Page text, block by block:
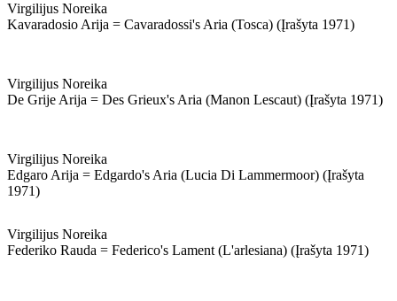
Virgilijus Noreika
Kavaradosio Arija = Cavaradossi's Aria (tosca) (įrašyta 1971)
Virgilijus Noreika
De Grije Arija = Des Grieux's Aria (manon Lescaut) (įrašyta 1971)
Virgilijus Noreika
Edgaro Arija = Edgardo's Aria (lucia Di Lammermoor) (įrašyta
1971)
Virgilijus Noreika
Federiko Rauda = Federico's Lament (l'arlesiana) (įrašyta 1971)